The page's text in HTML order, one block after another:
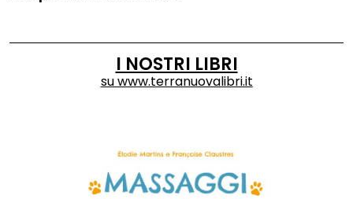
I NOSTRI LIBRI
suwww.terranuovalibri.it